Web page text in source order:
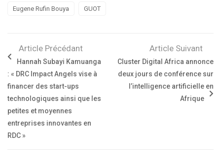
Eugene Rufin Bouya GUOT
Article Précédant
Hannah Subayi Kamuanga
: « DRC Impact Angels vise à
financer des start-ups
technologiques ainsi que les
petites et moyennes
entreprises innovantes en
RDC »
Article Suivant
Cluster Digital Africa annonce
deux jours de conférence sur
l’intelligence artificielle en
Afrique